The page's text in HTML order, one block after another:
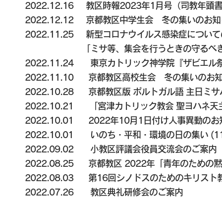
2022.12.16 教区時報2023年1月号（司教年頭
2022.12.12 京都教区中学生会 冬の集いのお知
2022.11.25 新型コロナウイルス感染症
「ミサ等、集会を行うときの守るべき要
2022.11.24 東京カトリック神学院『ザビエル
2022.11.10 京都教区高校生会 冬の集いのお
2022.10.28 京都教区版 ポルトガル語 主日ミサ
2022.10.21
「宮津カトリック教会 聖ヨハネ
2022.10.01 2022年10月1日付け人事異動のお
2022.10.01
いのち・平和・環境の日の集い
2022.09.02 小教区評議会役員交流会のご案内
2022.08.25 京都教区 2022年「青年のための
2022.08.03 第16回シノドスのためのキリスト
2022.07.26 教区典礼研修会のご案内